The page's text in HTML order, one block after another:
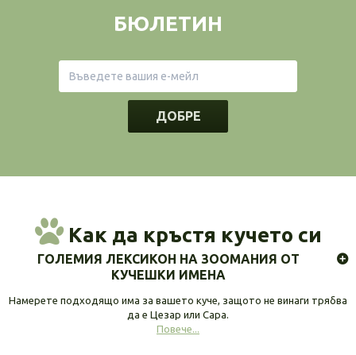
БЮЛЕТИН
ДОБРЕ
Как да кръстя кучето си
ГОЛЕМИЯ ЛЕКСИКОН НА ЗООМАНИЯ ОТ
КУЧЕШКИ ИМЕНА
Намерете подходящо има за вашето куче, защото не винаги трябва
да е Цезар или Сара.
Повече...